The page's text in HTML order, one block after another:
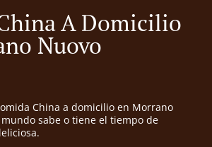
A Domicilio
Nuovo
China a domicilio en Morrano
sabe o tiene el tiempo de